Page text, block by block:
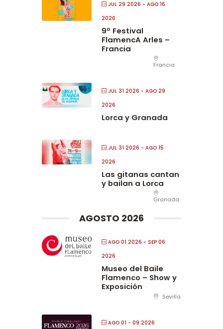
JUL 29 2026 - AGO 16
2026
9º Festival
FlamencA Arles –
Francia
Francia
JUL 31 2026 - AGO 29
2026
Lorca y Granada
JUL 31 2026 - AGO 15
2026
Las gitanas cantan
y bailan a Lorca
Granada
AGOSTO 2026
AGO 01 2026 - SEP 06
2026
Museo del Baile
Flamenco – Show y
Exposición
Sevilla
AGO 01 - 09 2026